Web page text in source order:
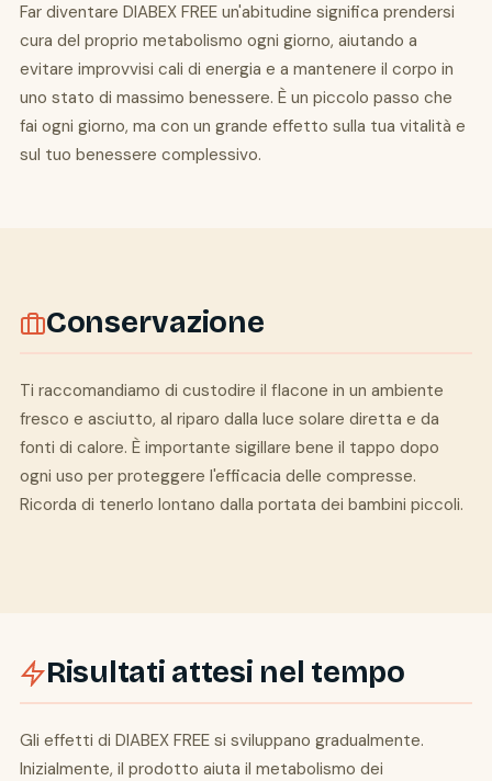
Far diventare DIABEX FREE un'abitudine significa prendersi
cura del proprio metabolismo ogni giorno, aiutando a
evitare improvvisi cali di energia e a mantenere il corpo in
uno stato di massimo benessere. È un piccolo passo che
fai ogni giorno, ma con un grande effetto sulla tua vitalità e
sul tuo benessere complessivo.
Conservazione
Ti raccomandiamo di custodire il flacone in un ambiente
fresco e asciutto, al riparo dalla luce solare diretta e da
fonti di calore. È importante sigillare bene il tappo dopo
ogni uso per proteggere l'efficacia delle compresse.
Ricorda di tenerlo lontano dalla portata dei bambini piccoli.
Risultati attesi nel tempo
Gli effetti di DIABEX FREE si sviluppano gradualmente.
Inizialmente, il prodotto aiuta il metabolismo dei